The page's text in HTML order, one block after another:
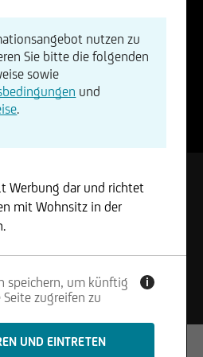
+0,58
nutzen zu
Sie bitte die folgenden
sowie
und
.
Werbung dar und richtet
mit Wohnsitz in der
zum Kauf oder
dar und dürfen nicht
genutzt werden, in denen
speichern, um künftig
zugreifen zu
i